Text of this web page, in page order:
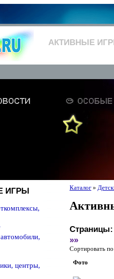
АКТИВНЫЕ
ИГРЫ
центры,
Каталог »
Страницы:
»»
Сортировать
Фото